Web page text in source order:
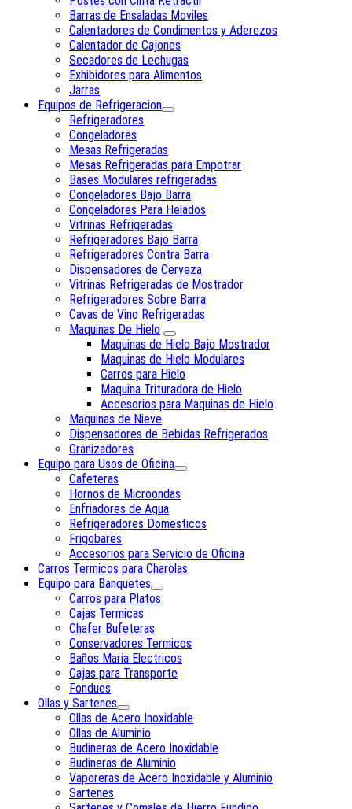
Barras de Ensaladas Moviles
Calentadores de Condimentos y Aderezos
Calentador de Cajones
Secadores de Lechugas
Exhibidores para Alimentos
Jarras
Equipos de Refrigeracion
Refrigeradores
Congeladores
Mesas Refrigeradas
Mesas Refrigeradas para Empotrar
Bases Modulares refrigeradas
Congeladores Bajo Barra
Congeladores Para Helados
Vitrinas Refrigeradas
Refrigeradores Bajo Barra
Refrigeradores Contra Barra
Dispensadores de Cerveza
Vitrinas Refrigeradas de Mostrador
Refrigeradores Sobre Barra
Cavas de Vino Refrigeradas
Maquinas De Hielo
Maquinas de Hielo Bajo Mostrador
Maquinas de Hielo Modulares
Carros para Hielo
Maquina Trituradora de Hielo
Accesorios para Maquinas de Hielo
Maquinas de Nieve
Dispensadores de Bebidas Refrigerados
Granizadores
Equipo para Usos de Oficina
Cafeteras
Hornos de Microondas
Enfriadores de Agua
Refrigeradores Domesticos
Frigobares
Accesorios para Servicio de Oficina
Carros Termicos para Charolas
Equipo para Banquetes
Carros para Platos
Cajas Termicas
Chafer Bufeteras
Conservadores Termicos
Baños Maria Electricos
Cajas para Transporte
Fondues
Ollas y Sartenes
Ollas de Acero Inoxidable
Ollas de Aluminio
Budineras de Acero Inoxidable
Budineras de Aluminio
Vaporeras de Acero Inoxidable y Aluminio
Sartenes